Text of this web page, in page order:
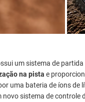
um sistema de
na pista e
uma bateria de íons de
novo sistema de controle